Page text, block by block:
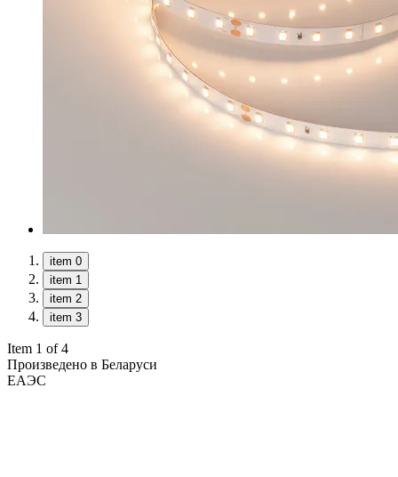
item 0
item 1
item 2
item 3
Item 1 of 4
Произведено в Беларуси
ЕАЭС